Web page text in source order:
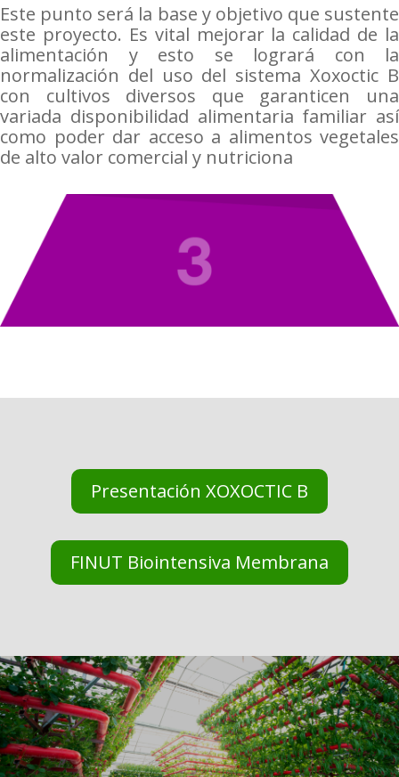
Este punto será la base y objetivo que sustente
este proyecto. Es vital mejorar la calidad de la
alimentación y esto se logrará con la
normalización del uso del sistema Xoxoctic B
con cultivos diversos que garanticen una
variada disponibilidad alimentaria familiar así
como poder dar acceso a alimentos vegetales
de alto valor comercial y nutriciona
Presentación XOXOCTIC B
FINUT Biointensiva Membrana